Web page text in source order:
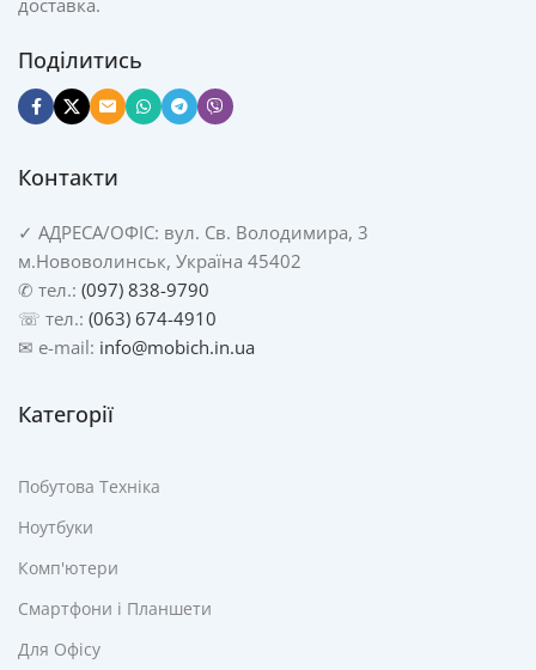
доставка.
Поділитись
Контакти
✓ АДРЕСА/ОФІС: вул. Св. Володимира, 3
м.Нововолинськ, Україна 45402
✆ тел.: (097) 838-9790
☏ тел.: (063) 674-4910
✉ e-mail: info@mobich.in.ua
Категорії
Побутова Техніка
Ноутбуки
Комп'ютери
Смартфони і Планшети
Для Офісу